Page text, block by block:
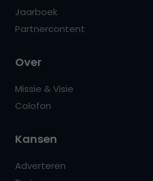
Jaarboek
Partnercontent
Over
Missie & Visie
Colofon
Kansen
Adverteren